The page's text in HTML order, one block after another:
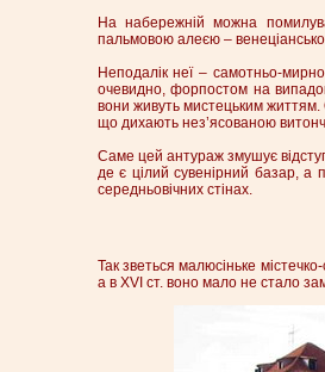
На набережній можна
пальмовою алеєю –
Неподалік неї – самотньо-
очевидно, форпостом на
вони живуть мистецьким життям.
що дихають нез’ясованою
Саме цей антураж змушує
де є цілий сувенірний базар, а
середньовічних стінах.
Так зветься малюсіньке
а в XVI ст. воно мало не стало